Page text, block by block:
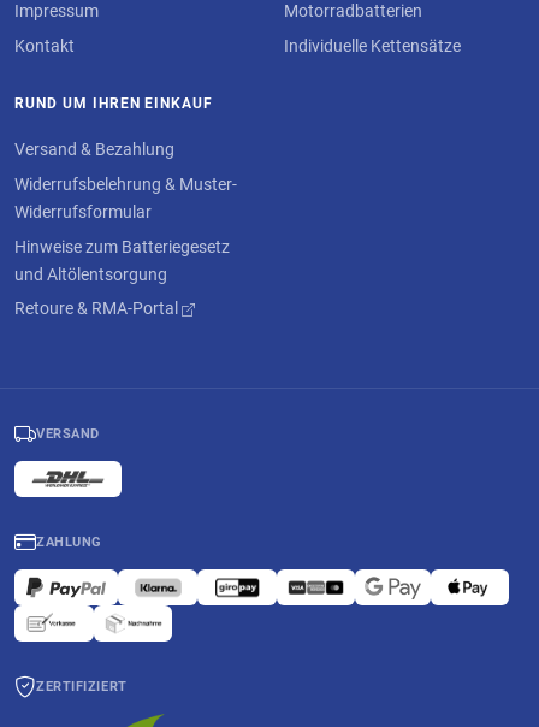
Impressum
Kontakt
Motorradbatterien
Individuelle Kettensätze
RUND UM IHREN EINKAUF
Versand & Bezahlung
Widerrufsbelehrung & Muster-
Widerrufsformular
Hinweise zum Batteriegesetz
und Altölentsorgung
Retoure & RMA-Portal
VERSAND
ZAHLUNG
ZERTIFIZIERT